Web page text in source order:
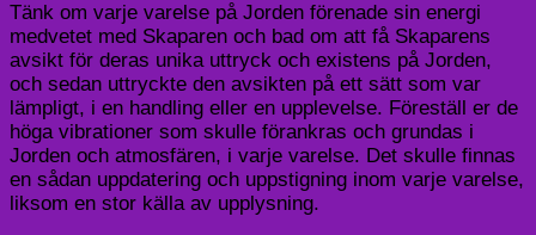
Tänk om varje varelse på Jorden förenade sin energi
medvetet med Skaparen och bad om att få Skaparens
avsikt för deras unika uttryck och existens på Jorden,
och sedan uttryckte den avsikten på ett sätt som var
lämpligt, i en handling eller en upplevelse. Föreställ er de
höga vibrationer som skulle förankras och grundas i
Jorden och atmosfären, i varje varelse. Det skulle finnas
en sådan uppdatering och uppstigning inom varje varelse,
liksom en stor källa av upplysning.